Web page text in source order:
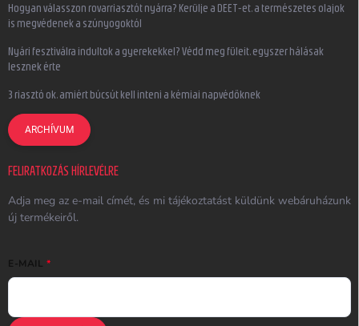
Hogyan válasszon rovarriasztót nyárra? Kerülje a DEET-et, a természetes olajok
is megvédenek a szúnyogoktól
Nyári fesztiválra indultok a gyerekekkel? Védd meg füleit, egyszer hálásak
lesznek érte
3 riasztó ok, amiért búcsút kell inteni a kémiai napvédőknek
ARCHÍVUM
FELIRATKOZÁS HÍRLEVÉLRE
Adja meg az e-mail címét, és mi tájékoztatást küldünk webáruházunk
új termékeiről.
E-MAIL